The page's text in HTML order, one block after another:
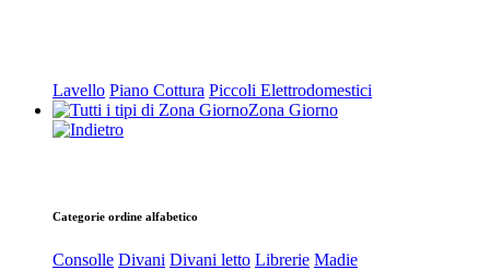
Lavello Piano Cottura Piccoli Elettrodomestici
Zona Giorno
Categorie ordine alfabetico
Consolle Divani Divani letto Librerie Madie